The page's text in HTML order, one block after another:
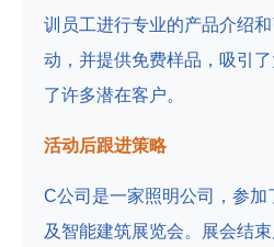
训员工进行专业的产品介绍
动，并提供免费样品，吸引
了许多潜在客户。
活动后跟进策略
C公司是一家照明公司，参加
及智能建筑展览会。展会结